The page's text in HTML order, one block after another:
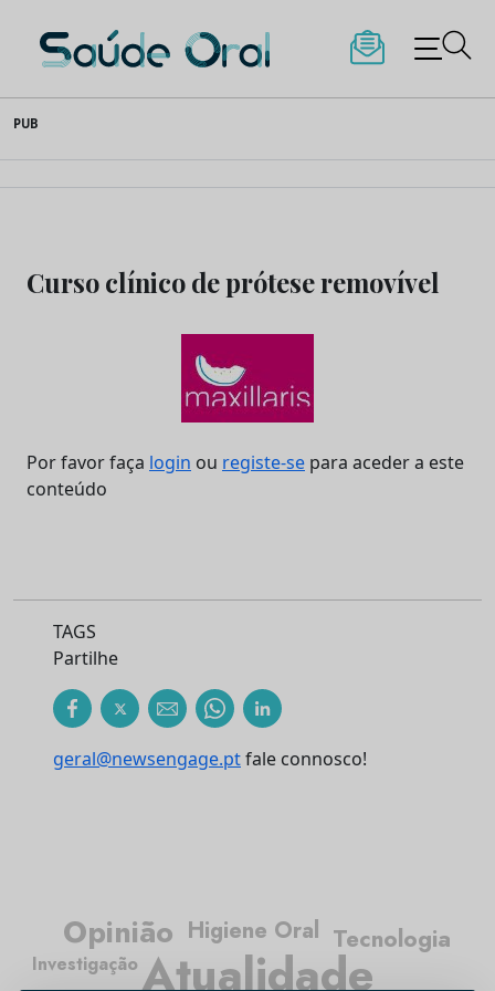
to
content
Saúde Oral
PUB
Curso clínico de prótese removível
Por favor faça login ou registe-se para aceder a este
conteúdo
TAGS
Partilhe
geral@newsengage.ptfale connosco!
Atualidade
Higiene Oral
Opinião Tecnologia
Investigação